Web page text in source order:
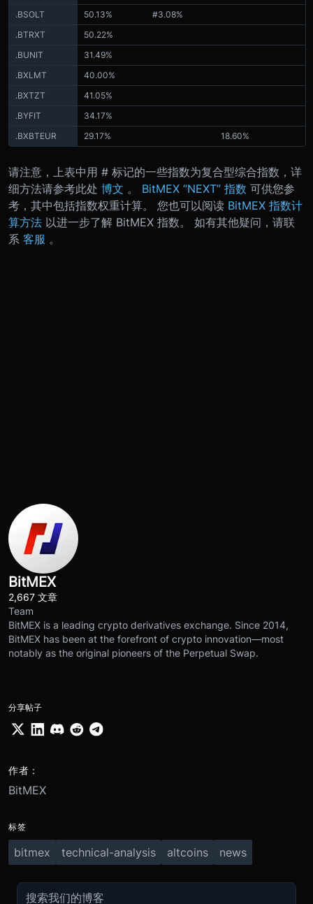
.BSOLT
50.13%
#3.08%
.BTRXT
50.22%
.BUNIT
31.49%
.BXLMT
40.00%
.BXTZT
41.05%
.BYFIT
34.17%
.BXBTEUR
29.17% 18.60%
请注意，上表中用 # 标记的一些指数为复合型综合指数，详
细方法请参考此处 博文 。 BitMEX “NEXT” 指数 可供您参
考，其中包括指数权重计算。 您也可以阅读 BitMEX 指数计
算方法 以进一步了解 BitMEX 指数。 如有其他疑问，请联
系 客服 。
BitMEX
2,667 文章
Team
BitMEX is a leading crypto derivatives exchange. Since 2014,
BitMEX has been at the forefront of crypto innovation—most
notably as the original pioneers of the Perpetual Swap.
分享帖子
作者：
BitMEX
标签
bitmex technical-analysis altcoins news